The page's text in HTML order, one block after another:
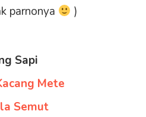
parnonya
)
Sapi
Mete
Semut